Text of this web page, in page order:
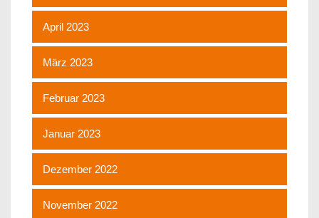
April 2023
März 2023
Februar 2023
Januar 2023
Dezember 2022
November 2022